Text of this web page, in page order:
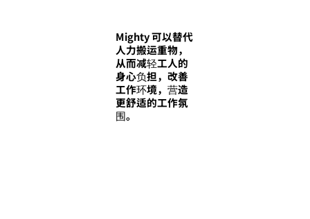
Mighty 可以替代
人力搬运重物，
从而减轻工人的
身心负担，改善
工作环境，营造
更舒适的工作氛
围。